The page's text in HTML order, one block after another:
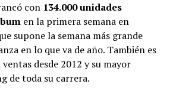
con 134.000 unidades
en la primera semana en
supone la semana más grande
en lo que va de año. También es
desde 2012 y su mayor
de toda su carrera.